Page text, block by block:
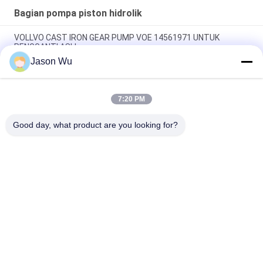
Bagian pompa piston hidrolik
VOLLVO CAST IRON GEAR PUMP VOE 14561971 UNTUK
PENGGANTI ASLI
VOLLVO CAST IRON GEAR PUMP VOE 14537295 UNTUK
PENGGANTI ASLI
VOLLVO CAST IRON GEAR PUMP VOE 14782798 UNTUK
Jason Wu
7:20 PM
Good day, what product are you looking for?